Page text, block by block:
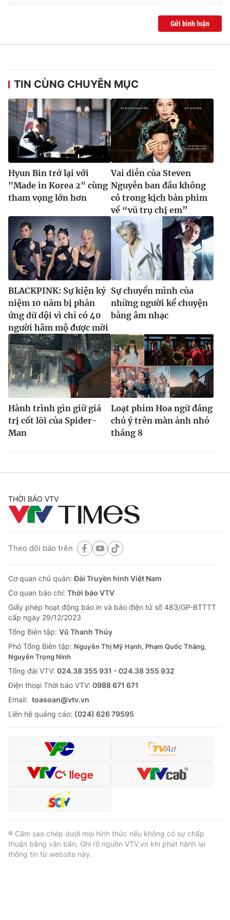
® Cấm sao chép dưới mọi hình thức nếu không có sự chấp
thuận bằng văn bản. Ghi rõ nguồn VTV.vn khi phát hành lại
thông tin từ website này.
Gửi bình luận
TIN CÙNG CHUYÊN MỤC
Hyun Bin trở lại với
"Made in Korea 2" cùng
tham vọng lớn hơn
Vai diễn của Steven
Nguyễn ban đầu không
có trong kịch bản phim
về “vũ trụ chị em”
BLACKPINK: Sự kiện kỷ
niệm 10 năm bị phản
ứng dữ dội vì chỉ có 40
người hâm mộ được mời
Sự chuyển mình của
những người kể chuyện
bằng âm nhạc
Hành trình gìn giữ giá
trị cốt lõi của Spider-
Man
Loạt phim Hoa ngữ đáng
chú ý trên màn ảnh nhỏ
tháng 8
THỜI BÁO VTV
Theo dõi báo trên
Cơ quan chủ quản:Đài Truyền hình Việt Nam
Cơ quan báo chí: Thời báo VTV
Giấy phép hoạt động báo in và báo điện tử số 483/GP-BTTTT
cấp ngày 29/12/2023
Tổng Biên tập: Vũ Thanh Thủy
Phó Tổng Biên tập: Nguyễn Thị Mỹ Hạnh, Phạm Quốc Thắng,
Nguyễn Trọng Ninh
Tổng đài VTV: 024.38 355 931 - 024.38 355 932
Ðiện thoại Thời báo VTV: 0988 671 671
Email: toasoan@vtv.vn
Liên hệ quảng cáo: (024) 626 79595
® Cấm sao chép dưới mọi hình thức nếu không có sự chấp
thuận bằng văn bản. Ghi rõ nguồn VTV.vn khi phát hành lại
thông tin từ website này.